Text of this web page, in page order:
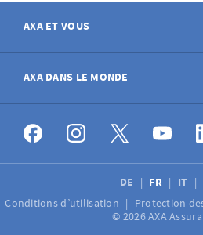
AXA ET VOUS
Contact
Déclarer sinistre
Postes à pourvoir
Médias
AXA DANS LE MONDE
AXA dans le monde
DE FR IT
Conditions d’utilisation
Protection
© 2026 AXA